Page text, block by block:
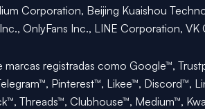
Corporation, Beijing Kuaishou
OnlyFans Inc., LINE Corporation,
marcas registradas como Google™,
Pinterest™, Likee™, Discord™,
Threads™, Clubhouse™, Medium™,